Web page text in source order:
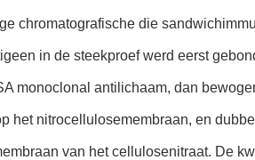
chromatografische die
in de steekproef werd eerst
monoclonal antilichaam, dan
het nitrocellulosemembraan, en
van het cellulosenitraat. De